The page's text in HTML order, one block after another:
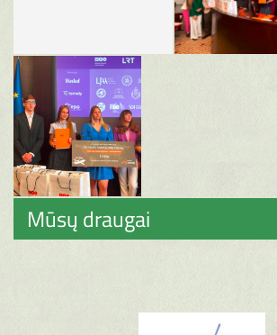
Mūsų draugai